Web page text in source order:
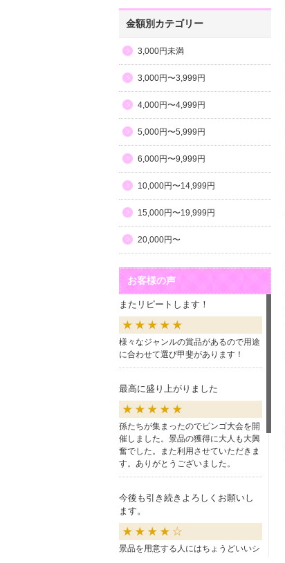
金額別カテゴリー
3,000円未満
3,000円〜3,999円
4,000円〜4,999円
5,000円〜5,999円
6,000円〜9,999円
10,000円〜14,999円
15,000円〜19,999円
20,000円〜
お客様の声
またリピートします！
様々なジャンルの賞品があるので用途
に合わせて選び甲斐があります！
最高に盛り上がりました
孫たちが集まったのでビンゴ大会を開
催しました。景品の獲得に大人も大興
奮でした。また利用させていただきま
す。ありがとうございました。
今後も引き続きよろしくお願いし
ます。
景品を用意する人にはちょうどいいシ